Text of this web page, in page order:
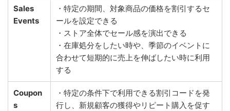
Sales
Events
・特定の期間、対象商品の価格を割引するセ
ールを設定できる
・ストア全体でセール感を演出できる
・在庫処分をしたい時や、季節のイベントに
合わせて短期的に売上を伸ばしたい時に利用
する
Coupon
s
・特定の条件下で利用できる割引コードを発
行し、新規顧客の獲得やリピート購入を促す